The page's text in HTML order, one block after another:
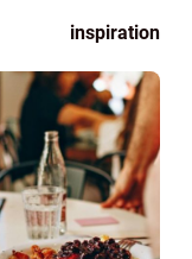
inspiration